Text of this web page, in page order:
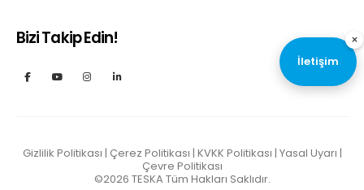
×
İletişim
Bizi Takip Edin!
Gizlilik Politikası | Çerez Politikası | KVKK Politikası | Yasal Uyarı |
Çevre Politikası
©2026 TESKA Tüm Hakları Saklıdır.